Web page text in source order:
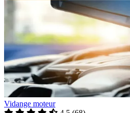
Vidange moteur